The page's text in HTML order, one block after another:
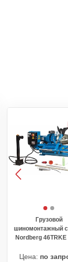
Грузовой
шиномонтажный
Nordberg
Цена: по